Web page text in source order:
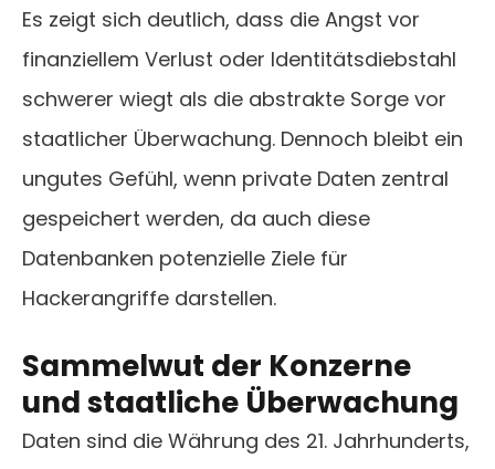
Es zeigt sich deutlich, dass die Angst vor
finanziellem Verlust oder Identitätsdiebstahl
schwerer wiegt als die abstrakte Sorge vor
staatlicher Überwachung. Dennoch bleibt ein
ungutes Gefühl, wenn private Daten zentral
gespeichert werden, da auch diese
Datenbanken potenzielle Ziele für
Hackerangriffe darstellen.
Sammelwut der Konzerne
und staatliche Überwachung
Daten sind die Währung des 21. Jahrhunderts,